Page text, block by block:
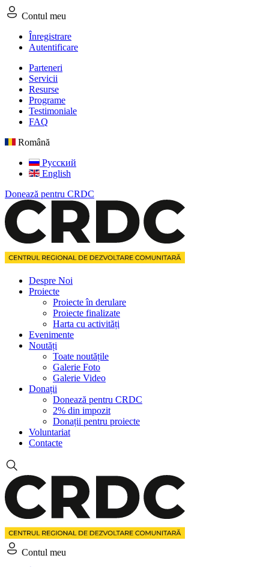
Contul meu
Înregistrare
Autentificare
Parteneri
Servicii
Resurse
Programe
Testimoniale
FAQ
Română
Русский
English
Donează pentru CRDC
Despre Noi
Proiecte
Proiecte în derulare
Proiecte finalizate
Harta cu activități
Evenimente
Noutăți
Toate noutățile
Galerie Foto
Galerie Video
Donații
Donează pentru CRDC
2% din impozit
Donații pentru proiecte
Voluntariat
Contacte
Contul meu